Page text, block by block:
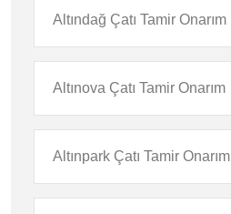
Altındağ Çatı Tamir Onarım
Altınova Çatı Tamir Onarım
Altınpark Çatı Tamir Onarım